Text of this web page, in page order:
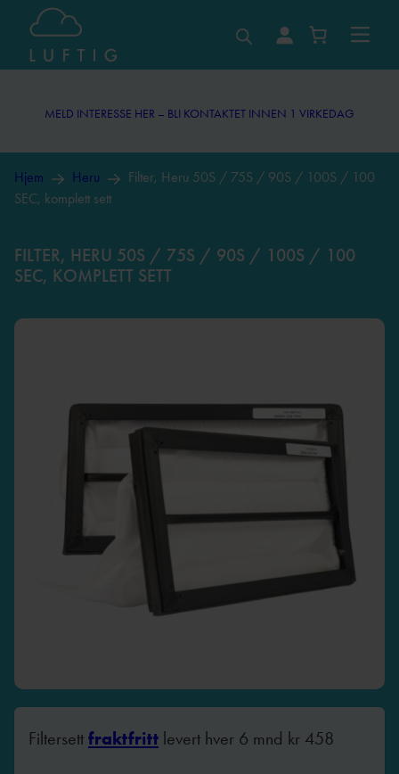
MELD INTERESSE HER – BLI KONTAKTET INNEN 1 VIRKEDAG
Hjem Heru
Filter, Heru 50S / 75S / 90S / 100S / 100
SEC, komplett sett
FILTER, HERU 50S / 75S / 90S / 100S / 100
SEC, KOMPLETT SETT
Filtersett fraktfritt levert hver 6 mnd kr 458
MELD INTERESSE HER – BLI KONTAKTET INNEN 1 VIRKEDAG